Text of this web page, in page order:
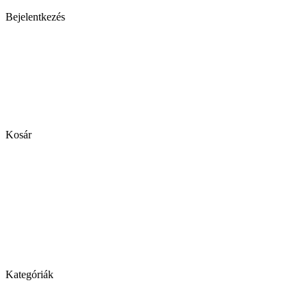
Bejelentkezés
Kosár
Kategóriák